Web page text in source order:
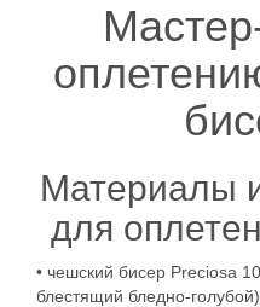
Материалы
для
• чешский бисер Preciosa
блестящий бледно-голубой)